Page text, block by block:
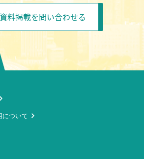
資料掲載を問い合わせる
について